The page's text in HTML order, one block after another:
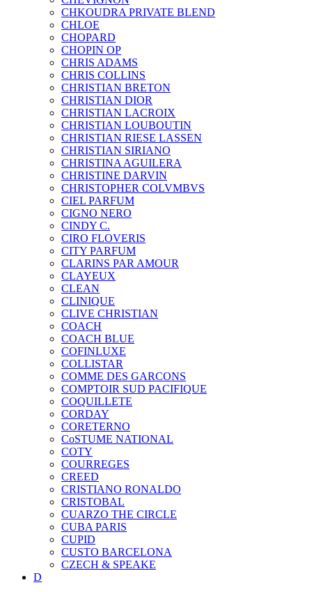
CHKOUDRA PRIVATE BLEND
CHLOE
CHOPARD
CHOPIN OP
CHRIS ADAMS
CHRIS COLLINS
CHRISTIAN BRETON
CHRISTIAN DIOR
CHRISTIAN LACROIX
CHRISTIAN LOUBOUTIN
CHRISTIAN RIESE LASSEN
CHRISTIAN SIRIANO
CHRISTINA AGUILERA
CHRISTINE DARVIN
CHRISTOPHER COLVMBVS
CIEL PARFUM
CIGNO NERO
CINDY C.
CIRO FLOVERIS
CITY PARFUM
CLARINS PAR AMOUR
CLAYEUX
CLEAN
CLINIQUE
CLIVE CHRISTIAN
COACH
COACH BLUE
COFINLUXE
COLLISTAR
COMME DES GARCONS
COMPTOIR SUD PACIFIQUE
COQUILLETE
CORDAY
CORETERNO
CoSTUME NATIONAL
COTY
COURREGES
CREED
CRISTIANO RONALDO
CRISTOBAL
CUARZO THE CIRCLE
CUBA PARIS
CUPID
CUSTO BARCELONA
CZECH & SPEAKE
D